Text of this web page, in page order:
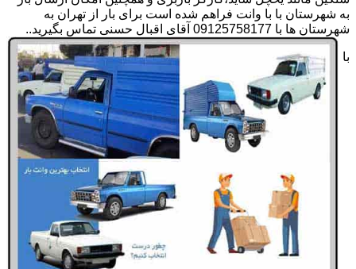
به شهرستان با با وانت فراهم شده است برای بار از تهران به
شهرستان ها با 09125758177 آقای اقبال حسنی تماس بگیرید..
با